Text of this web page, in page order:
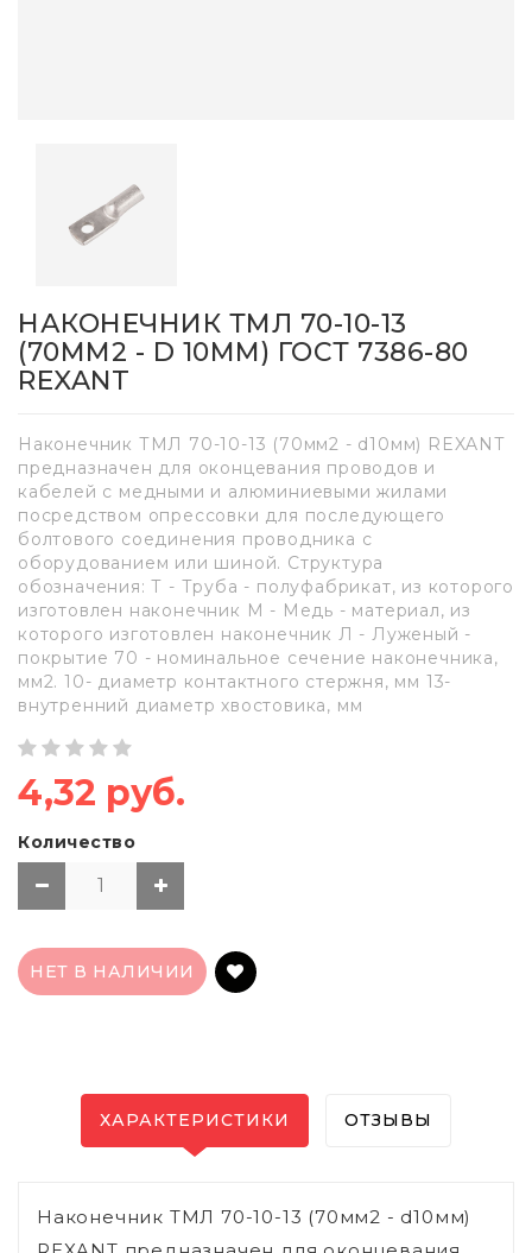
НАКОНЕЧНИК ТМЛ 70-10-13
(70ММ2 - D 10ММ) ГОСТ 7386-80
REXANT
Наконечник ТМЛ 70-10-13 (70мм2 - d10мм) REXANT
предназначен для оконцевания проводов и
кабелей с медными и алюминиевыми жилами
посредством опрессовки для последующего
болтового соединения проводника с
оборудованием или шиной. Структура
обозначения: Т - Труба - полуфабрикат, из которого
изготовлен наконечник М - Медь - материал, из
которого изготовлен наконечник Л - Луженый -
покрытие 70 - номинальное сечение наконечника,
мм2. 10- диаметр контактного стержня, мм 13-
внутренний диаметр хвостовика, мм
4,32 руб.
Количество
НЕТ В НАЛИЧИИ
ХАРАКТЕРИСТИКИ ОТЗЫВЫ
Наконечник ТМЛ 70-10-13 (70мм2 - d10мм)